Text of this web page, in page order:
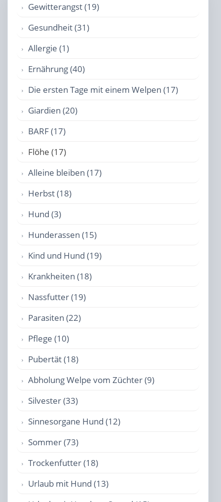
Gewitterangst (19)
Gesundheit (31)
Allergie (1)
Ernährung (40)
Die ersten Tage mit einem Welpen (17)
Giardien (20)
BARF (17)
Flöhe (17)
Alleine bleiben (17)
Herbst (18)
Hund (3)
Hunderassen (15)
Kind und Hund (19)
Krankheiten (18)
Nassfutter (19)
Parasiten (22)
Pflege (10)
Pubertät (18)
Abholung Welpe vom Züchter (9)
Silvester (33)
Sinnesorgane Hund (12)
Sommer (73)
Trockenfutter (18)
Urlaub mit Hund (13)